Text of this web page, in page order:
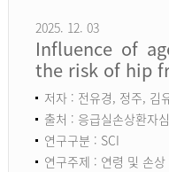
2025. 12. 03
Influence of
the risk of hip
저자 : 전유경, 정주, 김
출처 : 응급실손상환자
연구구분 : SCI
연구주제 : 연령 및 손